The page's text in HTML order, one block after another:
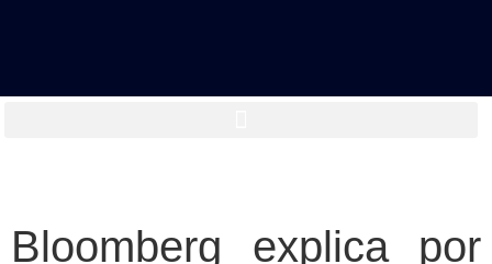
Bloomberg explica por